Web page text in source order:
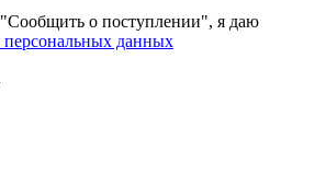
о поступлении", я даю
персональных данных